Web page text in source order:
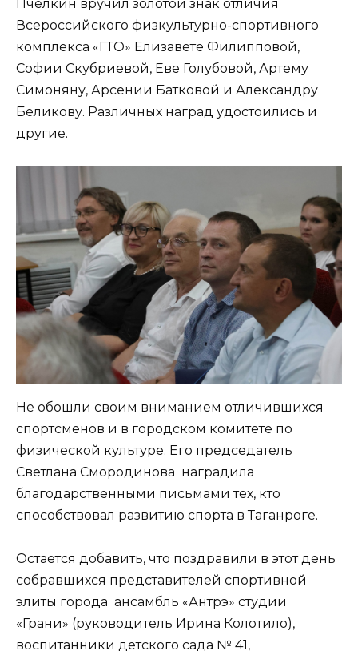
Пчелкин вручил золотой знак отличия
Всероссийского физкультурно-спортивного
комплекса «ГТО» Елизавете Филипповой,
Софии Скубриевой, Еве Голубовой, Артему
Симоняну, Арсении Батковой и Александру
Беликову. Различных наград удостоились и
другие.
Не обошли своим вниманием отличившихся
спортсменов и в городском комитете по
физической культуре. Его председатель
Светлана Смородинова наградила
благодарственными письмами тех, кто
способствовал развитию спорта в Таганроге.
Остается добавить, что поздравили в этот день
собравшихся представителей спортивной
элиты города ансамбль «Антрэ» студии
«Грани» (руководитель Ирина Колотило),
воспитанники детского сада № 41,